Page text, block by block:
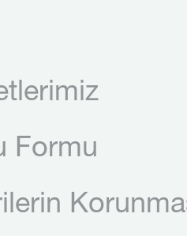
Formu